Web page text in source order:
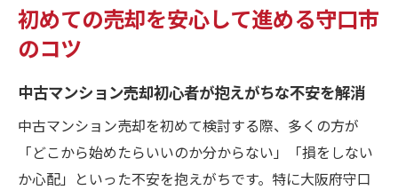
初めての売却を安心して進める守口市
のコツ
中古マンション売却初心者が抱えがちな不安を解消
中古マンション売却を初めて検討する際、多くの方が
「どこから始めたらいいのか分からない」「損をしない
か心配」といった不安を抱えがちです。特に大阪府守口